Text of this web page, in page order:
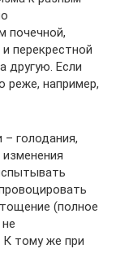
почечной,
перекрестной
другую. Если
реже, например,
голодания,
(полное
К тому же при